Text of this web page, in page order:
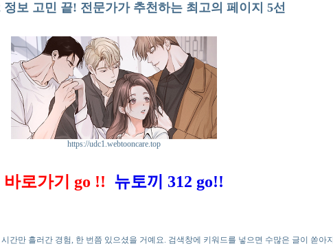
정보 고민 끝! 전문가가 추천하는 최고의 페이지 5선
https://udc1.webtooncare.top
바로가기 go !! 뉴토끼 312 go!!
간만 흘러간 경험, 한 번쯤 있으셨을 거예요. 검색창에 키워드를 넣으면 수많은 글이 쏟아지